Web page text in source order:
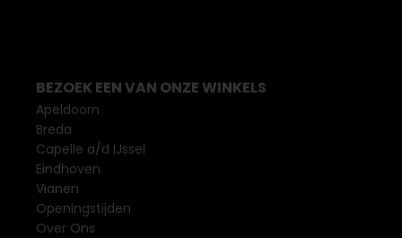
BEZOEK EEN VAN ONZE WINKELS
Apeldoorn
Breda
Capelle a/d IJssel
Eindhoven
Vianen
Openingstijden
Over Ons